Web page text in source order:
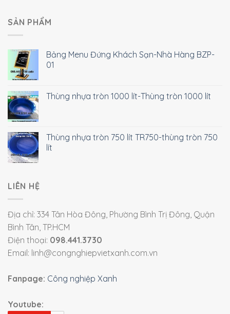
SẢN PHẨM
Bảng Menu Đứng Khách Sạn-Nhà Hàng BZP-
01
Thùng nhựa tròn 1000 lít-Thùng tròn 1000 lít
Thùng nhựa tròn 750 lít TR750-thùng tròn 750
lít
LIÊN HỆ
Địa chỉ: 334 Tân Hòa Đông, Phường Bình Trị Đông, Quận
Bình Tân, TP.HCM
Điện thoại: 098.441.3730
Email: linh@congnghiepvietxanh.com.vn
Fanpage: Công nghiệp Xanh
Youtube: